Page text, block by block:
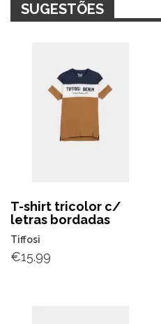
SUGESTÕES
T-shirt tricolor c/
letras bordadas
Tiffosi
€15.99